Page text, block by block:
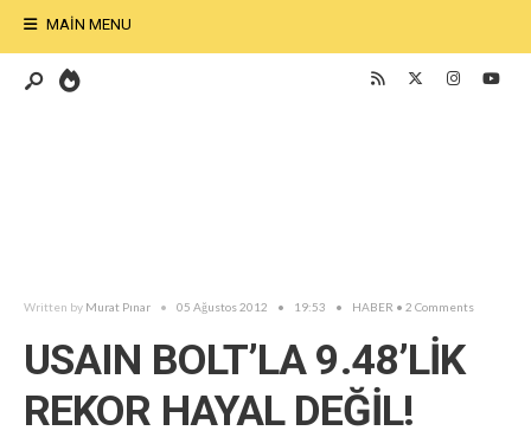
MAIN MENU
Written by Murat Pınar • 05 Ağustos 2012 • 19:53 • HABER • 2 Comments
USAIN BOLT’LA 9.48’LİK
REKOR HAYAL DEĞİL!